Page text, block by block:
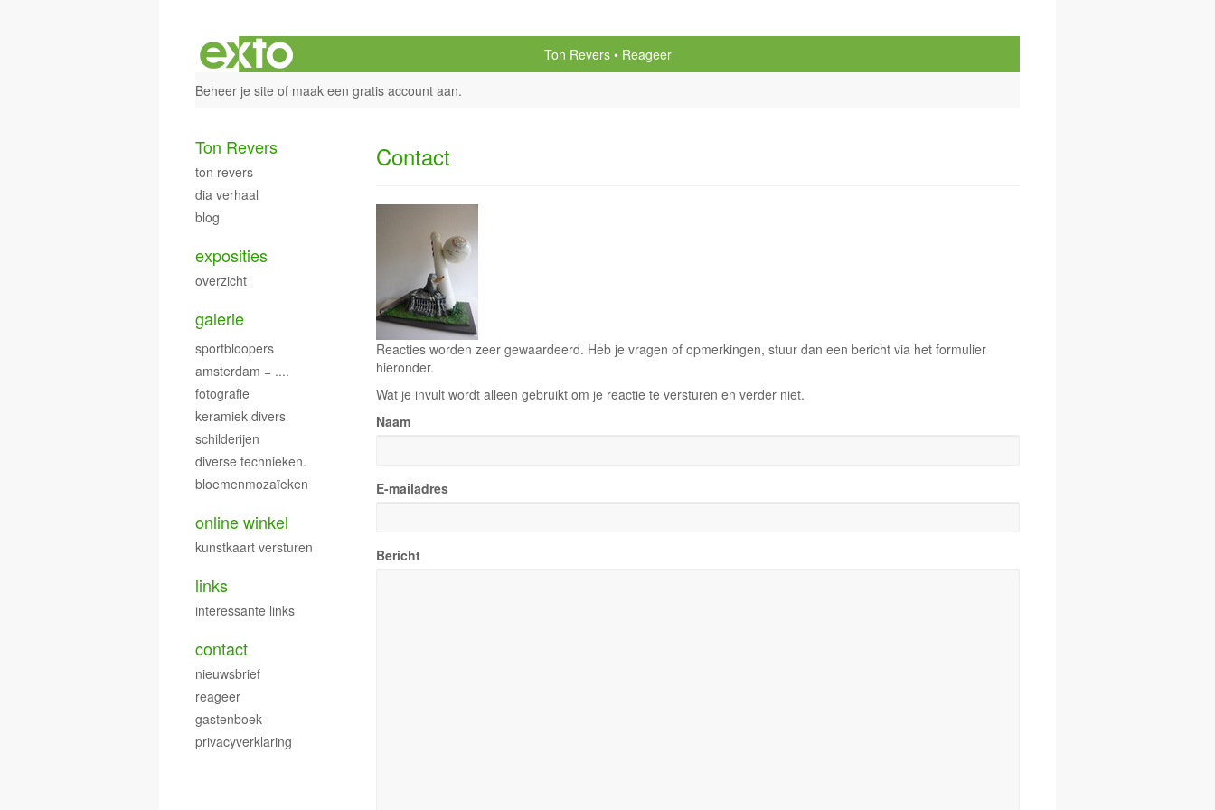
Ton Revers
Reageer
Beheer je site of maak een gratis account aan.
Contact
Reacties worden zeer gewaardeerd. Heb je vragen of opmerkingen, stuur dan een bericht via het formulier
hieronder.
Wat je invult wordt alleen gebruikt om je reactie te versturen en verder niet.
Naam
E-mailadres
Bericht
Ton Revers
ton revers
dia verhaal
blog
exposities
overzicht
galerie
sportbloopers
amsterdam = ....
fotografie
keramiek divers
schilderijen
diverse technieken.
bloemenmozaïeken
online winkel
kunstkaart versturen
links
interessante links
contact
nieuwsbrief
reageer
gastenboek
privacyverklaring